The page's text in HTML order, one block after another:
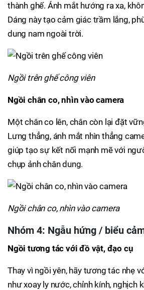
thành ghế. Ánh mắt hướng ra xa,
Dáng này tạo cảm giác trầm lắng,
dung nam ngoài trời.
Ngồi trên ghế công viên
Ngồi chân co, nhìn vào camera
Một chân co lên, chân còn lại đặt
Lưng thẳng, ánh mắt nhìn thẳng
giúp tạo sự kết nối mạnh mẽ với
chụp ảnh chân dung.
Ngồi chân co, nhìn vào camera
Nhóm 4: Ngẫu hứng / biểu
Ngồi tương tác với đồ vật, đạo cụ
Thay vì ngồi yên, hãy tương tác nhẹ
như xoay ly nước, chỉnh kính, nghịch